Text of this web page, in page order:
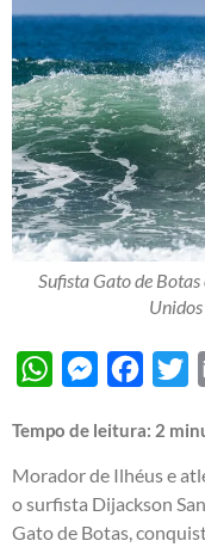
Sufista Gato de
WhatsAppMessenger
Tempo de leitura: 2
Morador de Ilhéus e
o surfista Dijackson
Gato de Botas,